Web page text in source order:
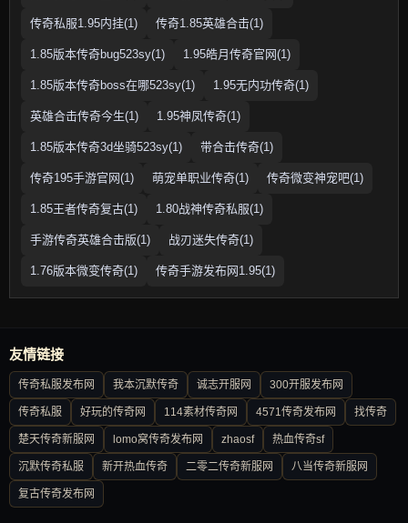
传奇私服1.95内挂(1) 传奇1.85英雄合击(1)
1.85版本传奇bug523sy(1) 1.95皓月传奇官网(1)
1.85版本传奇boss在哪523sy(1) 1.95无内功传奇(1)
英雄合击传奇今生(1) 1.95神凤传奇(1)
1.85版本传奇3d坐骑523sy(1) 带合击传奇(1)
传奇195手游官网(1) 萌宠单职业传奇(1) 传奇微变神宠吧(1)
1.85王者传奇复古(1) 1.80战神传奇私服(1)
手游传奇英雄合击版(1) 战刃迷失传奇(1)
1.76版本微变传奇(1) 传奇手游发布网1.95(1)
友情链接
传奇私服发布网 我本沉默传奇 诚志开服网 300开服发布网
传奇私服 好玩的传奇网 114素材传奇网 4571传奇发布网 找传奇
楚天传奇新服网 lomo窝传奇发布网 zhaosf 热血传奇sf
沉默传奇私服 新开热血传奇 二零二传奇新服网 八当传奇新服网
复古传奇发布网